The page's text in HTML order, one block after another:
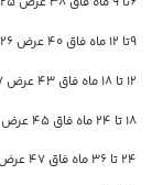
۹تا ۱۲ ماه فاق ۴۰ عرض ۲۶
۱۲ تا ۱۸ ماه فاق ۴۳ عرض ۲۷
۱۸ تا ۲۴ ماه فاق ۴۵ عرض ۲۸
۲۴ تا ۳۶ ماه فاق ۴۷ عرض ۲۹